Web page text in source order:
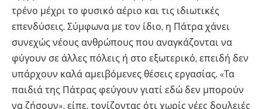
τρένο μέχρι το φυσικό αέριο και τις ιδιωτικές
επενδύσεις. Σύμφωνα με τον ίδιο, η Πάτρα χάνει
συνεχώς νέους ανθρώπους που αναγκάζονται να
φύγουν σε άλλες πόλεις ή στο εξωτερικό, επειδή δεν
υπάρχουν καλά αμειβόμενες θέσεις εργασίας. «Τα
παιδιά της Πάτρας φεύγουν γιατί εδώ δεν μπορούν
να ζήσουν», είπε, τονίζοντας ότι χωρίς νέες δουλειές